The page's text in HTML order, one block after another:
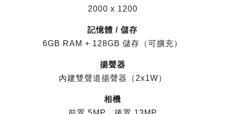
2000 x 1200
記憶體 / 儲存
6GB RAM + 128GB 儲存（可擴充）
揚聲器
內建雙聲道揚聲器（2x1W）
相機